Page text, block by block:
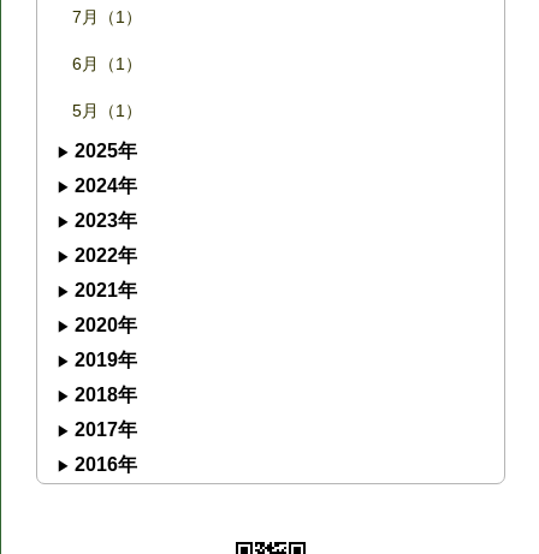
7月（1）
6月（1）
5月（1）
2025年
2024年
2023年
2022年
2021年
2020年
2019年
2018年
2017年
2016年